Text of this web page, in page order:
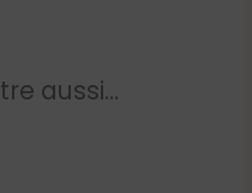
aussi…